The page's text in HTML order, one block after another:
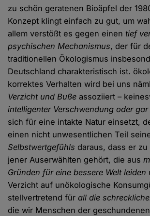
zu schön geratenen Bioäpfel der
Konzept klingt einfach zu gut, um
allem verstößt es gegen einen tief
psychischen Mechanismus, der für
traditionellen Ökologismus
Deutschland charakteristisch ist.
korrektes Verhalten wird bei uns
Verzicht und Buße assoziiert –
intelligenter Verschwendung oder
sich für eine intakte Natur einsetzt,
einen nicht unwesentlichen Teil
Selbstwertgefühls daraus, dass er
jener Auserwählten gehört, die aus
Gründen für eine bessere Welt leiden
Verzicht auf unökologische
stellvertretend fürall die
die wir Menschen der